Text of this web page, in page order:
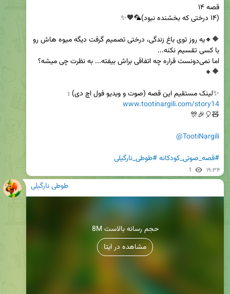
اما نمی‌دونست قراره چه اتفاقی براش بیفته... به نظرت چی میشه؟
✨لینک مستقیم این قصه (صوت و ویدیو فول اچ دی) :
www.tootinargili.com/story14
@TootiNargili
#قصه_صوتی_کودکانه#طوطی_نارگیلی
1 ۱۹:۳۴
طوطی نارگیلی
8M حجم رسانه بالاست
مشاهده در ایتا